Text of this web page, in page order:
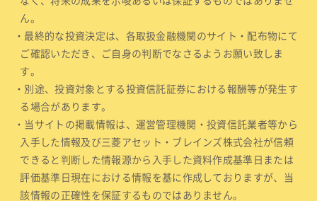
ん。
・最終的な投資決定は、各取扱金融機関のサイト・配布物にて
ご確認いただき、ご自身の判断でなさるようお願い致しま
す。
・別途、投資対象とする投資信託証券における報酬等が発生す
る場合があります。
・当サイトの掲載情報は、運営管理機関・投資信託業者等から
入手した情報及び三菱アセット・ブレインズ株式会社が信頼
できると判断した情報源から入手した資料作成基準日または
評価基準日現在における情報を基に作成しておりますが、当
該情報の正確性を保証するものではありません。